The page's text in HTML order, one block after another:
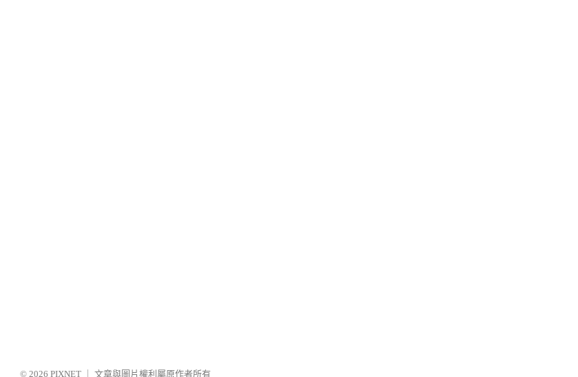
© 2026 PIXNET 文章與圖片權利屬原作者所有